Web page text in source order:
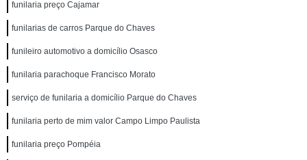
funilaria preço Cajamar
funilarias de carros Parque do Chaves
funileiro automotivo a domicílio Osasco
funilaria parachoque Francisco Morato
serviço de funilaria a domicílio Parque do Chaves
funilaria perto de mim valor Campo Limpo Paulista
funilaria preço Pompéia